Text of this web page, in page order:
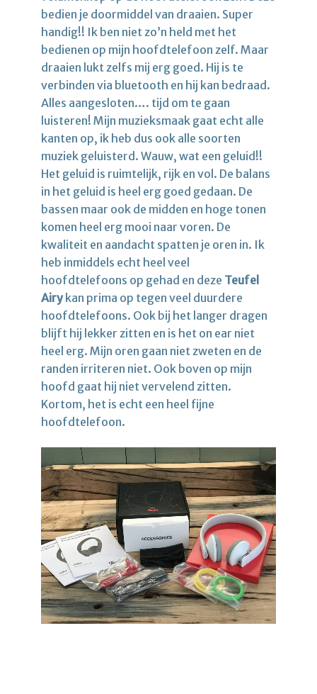
bedien je doormiddel van draaien. Super
handig!! Ik ben niet zo’n held met het
bedienen op mijn hoofdtelefoon zelf. Maar
draaien lukt zelfs mij erg goed. Hij is te
verbinden via bluetooth en hij kan bedraad.
Alles aangesloten…. tijd om te gaan
luisteren! Mijn muzieksmaak gaat echt alle
kanten op, ik heb dus ook alle soorten
muziek geluisterd. Wauw, wat een geluid!!
Het geluid is ruimtelijk, rijk en vol. De balans
in het geluid is heel erg goed gedaan. De
bassen maar ook de midden en hoge tonen
komen heel erg mooi naar voren. De
kwaliteit en aandacht spatten je oren in. Ik
heb inmiddels echt heel veel
hoofdtelefoons op gehad en deze Teufel
Airykan prima op tegen veel duurdere
hoofdtelefoons. Ook bij het langer dragen
blijft hij lekker zitten en is het on ear niet
heel erg. Mijn oren gaan niet zweten en de
randen irriteren niet. Ook boven op mijn
hoofd gaat hij niet vervelend zitten.
Kortom, het is echt een heel fijne
hoofdtelefoon.